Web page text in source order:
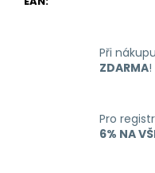
Při
ZDARMA!
Pro
6% NA